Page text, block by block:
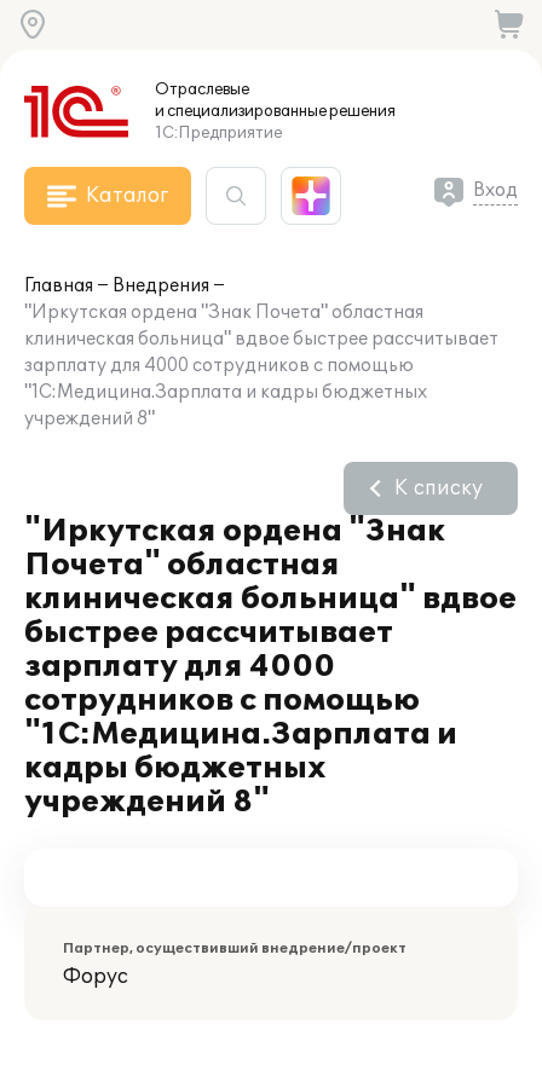
Отраслевые
и специализированныерешения
1С:Предприятие
Каталог Вход
Главная
Внедрения
"Иркутская ордена "Знак Почета" областная
клиническая больница" вдвое быстрее рассчитывает
зарплату для 4000 сотрудников с помощью
"1С:Медицина.Зарплата и кадры бюджетных
учреждений 8"
"Иркутская ордена "Знак
Почета" областная
клиническая больница" вдвое
быстрее рассчитывает
зарплату для 4000
сотрудников с помощью
"1С:Медицина.Зарплата и
кадры бюджетных
учреждений 8"
К списку
Партнер, осуществивший внедрение/проект
Форус